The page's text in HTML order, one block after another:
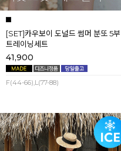
[SET]카우보이 도널드 썸머 분또 5부
트레이닝세트
41,900
F(44-66),L(77-88)